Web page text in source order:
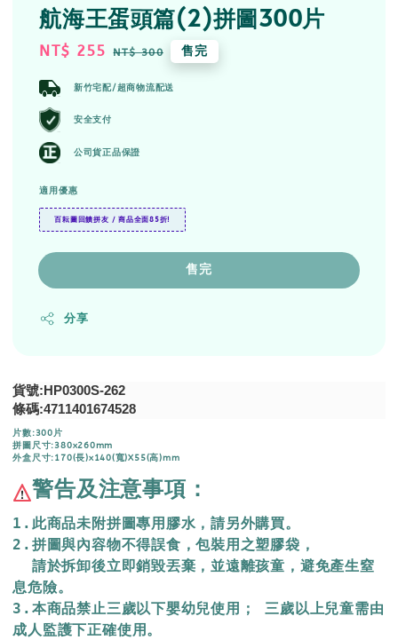
航海王蛋頭篇(2)拼圖300片
Sale
NT$ 255 Regular
NT$ 300 售完
新竹宅配/超商物流配送
安全支付
公司貨正品保證
適用優惠
百耘圖回饋拼友 / 商品全面85折!
售完
分享
貨號:HP0300S-262
條碼:4711401674528
片數:300片
拼圖尺寸:380x260mm
外盒尺寸:170(長)x140(寬)X55(高)mm
警告及注意事項：
1.此商品未附拼圖專用膠水，請另外購買。
2.拼圖與內容物不得誤食，包裝用之塑膠袋，
  請於拆卸後立即銷毀丟棄，
並遠離孩童，避免產生窒
息危險。
3.本商品禁止三歲以下嬰幼兒使用； 三歲以上兒童需由
成人監護下正確使用。